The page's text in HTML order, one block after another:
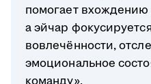
помогает
а эйчар
вовлечённости,
эмоциональное